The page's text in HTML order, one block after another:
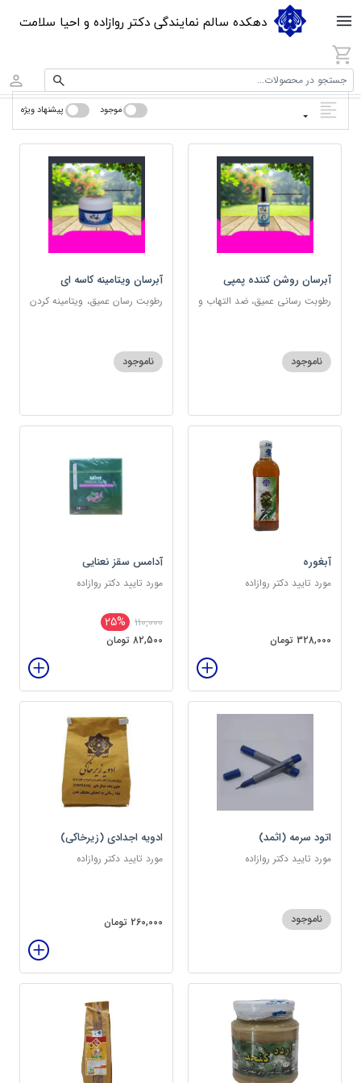
دهکده سالم نمایندگی دکتر روازاده و احیا سلامت
جستجو در محصولات...
موجود پیشنهاد ویژه
آبرسان روشن کننده پمپی
رطوبت رسانی عمیق، ضد التهاب و
ناموجود
آبرسان ویتامینه کاسه ای
رطوبت رسان عمیق، ویتامینه کردن
ناموجود
آبغوره
مورد تایید دکتر روازاده
328,000 تومان
آدامس سقز نعنایی
مورد تایید دکتر روازاده
110,000
25%
82,500 تومان
اتود سرمه (اثمد)
مورد تایید دکتر روازاده
ناموجود
ادویه اجدادی (زیرخاکی)
مورد تایید دکتر روازاده
260,000 تومان